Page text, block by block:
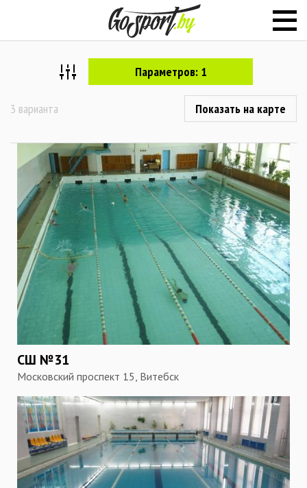
Параметров: 1
3 варианта Показать на карте
СШ №31
Московский проспект 15, Витебск